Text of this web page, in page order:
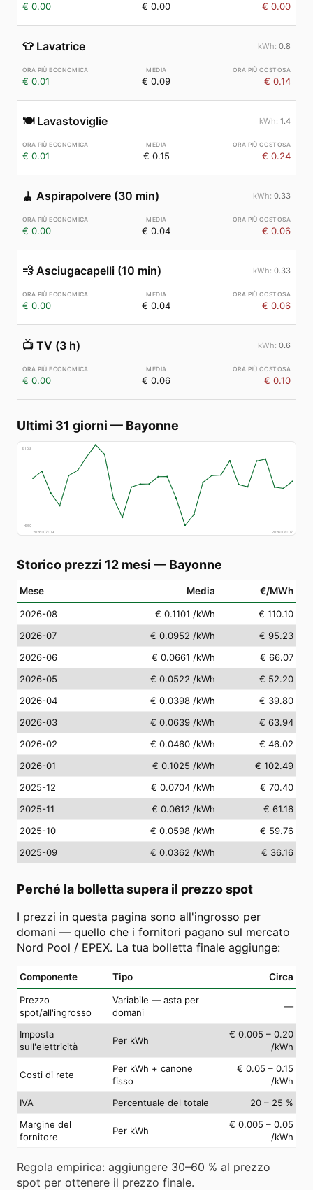
€ 0.00 € 0.00 € 0.00
👕 Lavatrice 0.8
€ 0.01 € 0.09 € 0.14
🍽️ Lavastoviglie 1.4
€ 0.01 € 0.15 € 0.24
🧹 Aspirapolvere (30 min) 0.33
€ 0.00 € 0.04 € 0.06
💨 Asciugacapelli (10 min) 0.33
€ 0.00 € 0.04 € 0.06
📺 TV (3 h) 0.6
€ 0.00 € 0.06 € 0.10
Ultimi 31 giorni — Bayonne
€153
€50
2026-07-09
2026-08-07
Storico prezzi 12 mesi — Bayonne
Mese Media €/MWh
2026-08 € 0.1101 /kWh
€ 110.10
2026-07
€ 0.0952 /kWh
€ 95.23
2026-06
€ 0.0661 /kWh
€ 66.07
2026-05
€ 0.0522 /kWh
€ 52.20
2026-04
€ 0.0398 /kWh
€ 39.80
2026-03
€ 0.0639 /kWh
€ 63.94
2026-02
€ 0.0460 /kWh
€ 46.02
2026-01
€ 0.1025 /kWh
€ 102.49
2025-12
€ 0.0704 /kWh
€ 70.40
2025-11
€ 0.0612 /kWh
€ 61.16
2025-10
€ 0.0598 /kWh
€ 59.76
2025-09
€ 0.0362 /kWh € 36.16
Perché la bolletta supera il prezzo spot
I prezzi in questa pagina sono all'ingrosso per
domani — quello che i fornitori pagano sul mercato
Nord Pool / EPEX. La tua bolletta finale aggiunge:
Componente Tipo Circa
Prezzo
spot/all'ingrosso
Variabile — asta per
domani
—
Imposta
sull'elettricità
Per kWh
€ 0.005 – 0.20
/kWh
Costi di rete
Per kWh + canone
fisso
€ 0.05 – 0.15
/kWh
IVA
Percentuale del totale
20 – 25 %
Margine del
fornitore
Per kWh
€ 0.005 – 0.05
/kWh
Regola empirica: aggiungere 30–60 % al prezzo
spot per ottenere il prezzo finale.